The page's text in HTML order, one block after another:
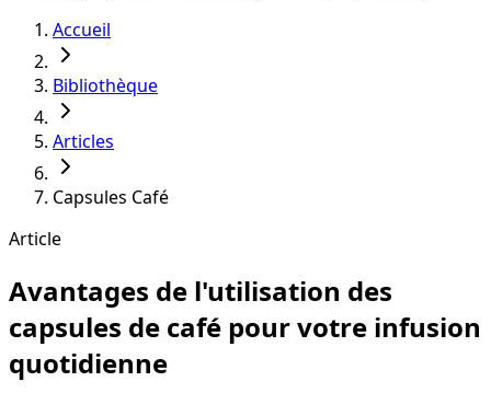
Accueil
Bibliothèque
Articles
Capsules Café
Article
Avantages de l'utilisation des
capsules de café pour votre infusion
quotidienne